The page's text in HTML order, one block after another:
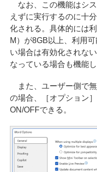
なお、この機能はシ
えずに実行するのに十
化される。具体的には
M）が8GB以上、利用
い場合は有効化されな
なっている場合も機能し
また、ユーザー側で無
の場合、［オプション
ON/OFFできる。